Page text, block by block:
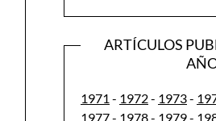
ARTÍCULOS
1971 - 1972- 1973-
1977- 1978- 1979-